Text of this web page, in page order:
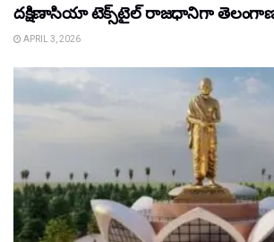
దక్షిణాసియా టెక్స్‌టైల్ రాజధానిగా
APRIL 3, 2026